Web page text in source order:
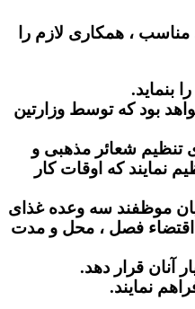
مناسب ، همکاری لازم را
بود که توسط وزارتین
تنظیم شعائر مذهبی و
نمایند که اوقات کار
موظفند سه وعده غذای
اقتضاء فصل ، محل و مدت